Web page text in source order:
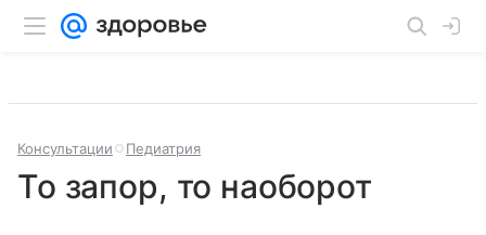
Консультации Педиатрия
То запор, то наоборот